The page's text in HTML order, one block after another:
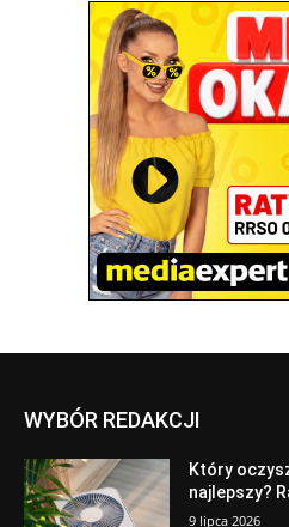
WYBÓR REDAKCJI
Który
najlepszy?
9 lipca 2026